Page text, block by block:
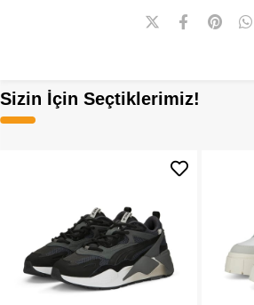
Sizin İçin Seçtiklerimiz!